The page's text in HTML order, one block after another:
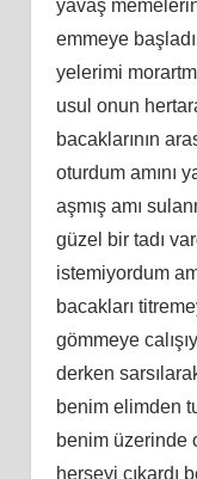
yavaş
emmeye
yelerimi
usul onun
bacaklarının
oturdum amını
aşmış amı
güzel bir tadı
istemiyordum
bacakları
gömmeye
derken
benim elimden
benim üzerinde
herşeyi cıkardı